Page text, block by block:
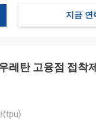
지금 연
레탄 고융점 접착
(tpu)